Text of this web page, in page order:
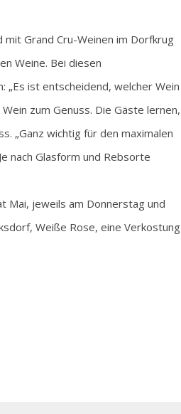
Grand Cru-Weinen im Dorfkrug
Weine. Bei diesen
„Es ist entscheidend, welcher Wein
zum Genuss. Die Gäste lernen,
„Ganz wichtig für den maximalen
nach Glasform und Rebsorte
Mai, jeweils am Donnerstag und
Weiße Rose, eine Verkostung